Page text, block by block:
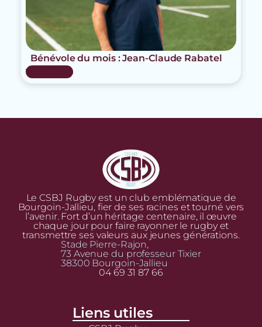
Bénévole du mois : Jean-Claude Rabatel
15 Juil 2026
Le CSBJ Rugby est un club emblématique de
Bourgoin-Jallieu, fier de ses racines et tourné vers
l’avenir. Fort d’un héritage centenaire, il œuvre
chaque jour pour faire rayonner le rugby et
transmettre ses valeurs aux jeunes générations.
Stade Pierre-Rajon,
73 Avenue du professeur Tixier
38300 Bourgoin-Jallieu
04 69 31 87 66
Liens utiles